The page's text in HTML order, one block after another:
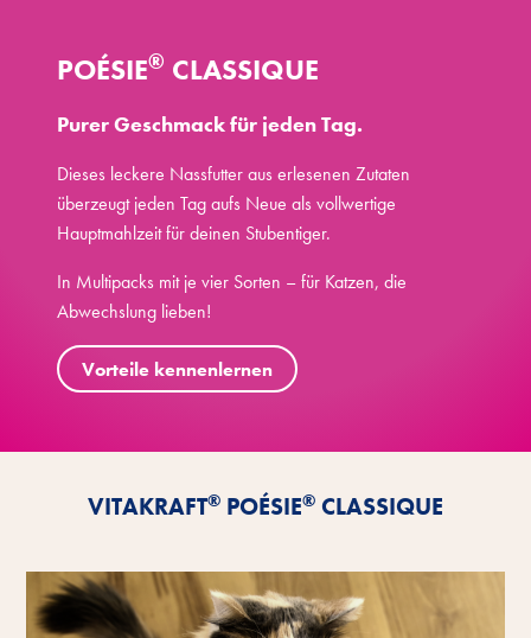
POÉSIE® CLASSIQUE
Purer Geschmack für jeden Tag.
Dieses leckere Nassfutter aus erlesenen Zutaten
überzeugt jeden Tag aufs Neue als vollwertige
Hauptmahlzeit für deinen Stubentiger.
In Multipacks mit je vier Sorten – für Katzen, die
Abwechslung lieben!
Vorteile kennenlernen
VITAKRAFT® POÉSIE® CLASSIQUE